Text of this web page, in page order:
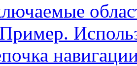
Пример.